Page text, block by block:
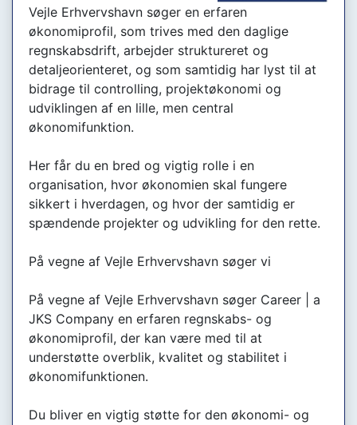
Vejle Erhvervshavn søger en erfaren
økonomiprofil, som trives med den daglige
regnskabsdrift, arbejder struktureret og
detaljeorienteret, og som samtidig har lyst til at
bidrage til controlling, projektøkonomi og
udviklingen af en lille, men central
økonomifunktion.
Her får du en bred og vigtig rolle i en
organisation, hvor økonomien skal fungere
sikkert i hverdagen, og hvor der samtidig er
spændende projekter og udvikling for den rette.
På vegne af Vejle Erhvervshavn søger vi
På vegne af Vejle Erhvervshavn søger Career | a
JKS Company en erfaren regnskabs- og
økonomiprofil, der kan være med til at
understøtte overblik, kvalitet og stabilitet i
økonomifunktionen.
Du bliver en vigtig støtte for den økonomi- og